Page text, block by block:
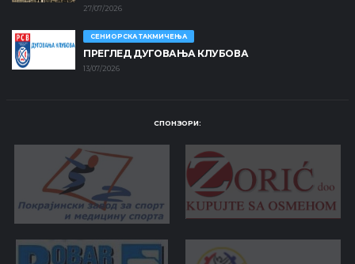
27/07/2026
СЕНИОРСКА ТАКМИЧЕЊА
ПРЕГЛЕД ДУГОВАЊА КЛУБОВА
13/07/2026
СПОНЗОРИ: